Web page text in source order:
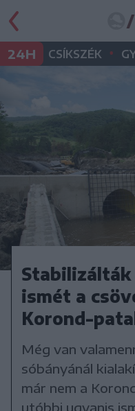
24H CSÍKSZÉK •
Stabilizálták
ismét a
Korond-
Még van
sóbányánál
már nem a
utóbbi ugyanis